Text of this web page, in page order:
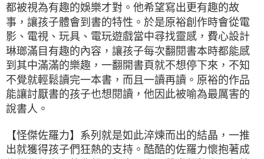
都被視為有趣的娛樂才對。他希望寫出更有趣的故
事，讓孩子體會到書的特性。於是原裕創作時會從電
影、電視、玩具、電玩遊戲當中尋找靈感，費心設計
琳瑯滿目有趣的內容，讓孩子每次翻閱書本時都能感
到其中滿滿的樂趣，一翻開書頁就不想停下來，不知
不覺就輕鬆讀完一本書，而且一讀再讀。原裕的作品
能讓討厭書的孩子也想閱讀，他因此被喻為最厲害的
說書人。
【怪傑佐羅力】系列就是如此淬煉而出的結晶，一推
出就獲得孩子們狂熱的支持。酷酷的佐羅力懷抱著成